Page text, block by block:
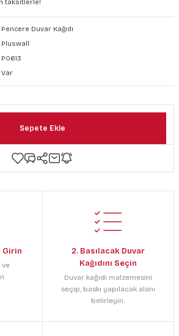
taksitlerle!
Pencere Duvar Kağıdı
Pluswall
P0613
Var
Sepete Ekle
Girin
ve
2. Basılacak Duvar
Kağıdını Seçin
Duvar kağıdı malzemesini
seçip, baskı yapılacak alanı
belirleyin.